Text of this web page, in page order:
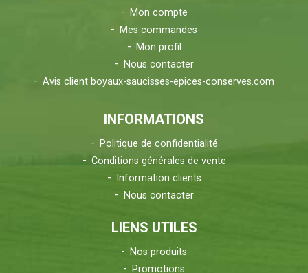
Mon compte
Mes commandes
Mon profil
Nous contacter
Avis client boyaux-saucisses-epices-conserves.com
INFORMATIONS
Politique de confidentialité
Conditions générales de vente
Information clients
Nous contacter
LIENS UTILES
Nos produits
Promotions